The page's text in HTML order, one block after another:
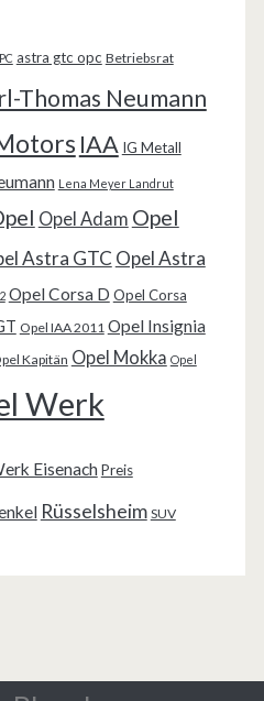
astra gtc opc Betriebsrat
Thomas Neumann
IAA IG Metall
Lena Meyer Landrut
Opel Adam Opel
Astra GTC Opel Astra
Opel Corsa D Opel Corsa
Opel IAA 2011 Opel Insignia
Kapitän Opel Mokka Opel
Werk
Eisenach Preis
Rüsselsheim SUV